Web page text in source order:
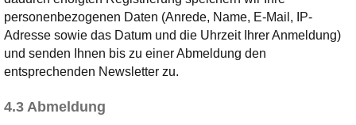
personenbezogenen Daten (Anrede, Name, E-Mail, IP-
Adresse sowie das Datum und die Uhrzeit Ihrer Anmeldung)
und senden Ihnen bis zu einer Abmeldung den
entsprechenden Newsletter zu.
4.3 Abmeldung